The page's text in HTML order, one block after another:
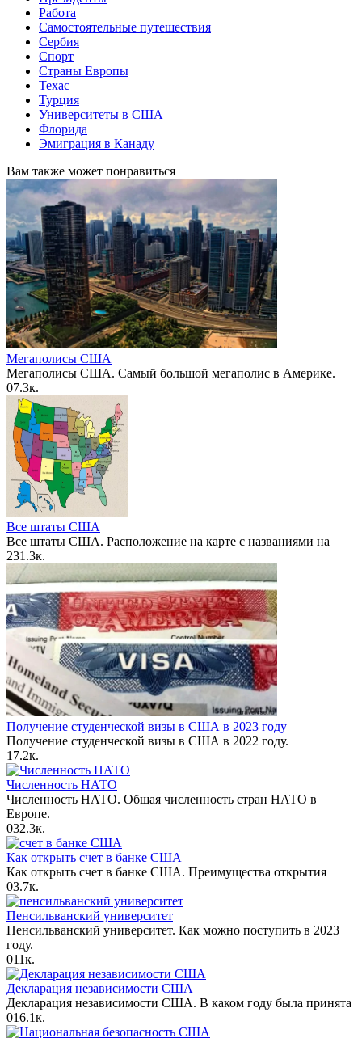
Работа
Самостоятельные путешествия
Сербия
Спорт
Страны Европы
Техас
Турция
Университеты в США
Флорида
Эмиграция в Канаду
Вам также может понравиться
Мегаполисы США
Мегаполисы США. Самый большой мегаполис в Америке.
07.3к.
Все штаты США
Все штаты США. Расположение на карте с названиями на
231.3к.
Получение студенческой визы в США в 2023 году
Получение студенческой визы в США в 2022 году.
1 7.2к.
Численность НАТО
Численность НАТО. Общая численность стран НАТО в
Европе.
032.3к.
Как открыть счет в банке США
Как открыть счет в банке США. Преимущества открытия
03.7к.
Пенсильванский университет
Пенсильванский университет. Как можно поступить в 2023
году.
011к.
Декларация независимости США
Декларация независимости США. В каком году была принята
016.1к.